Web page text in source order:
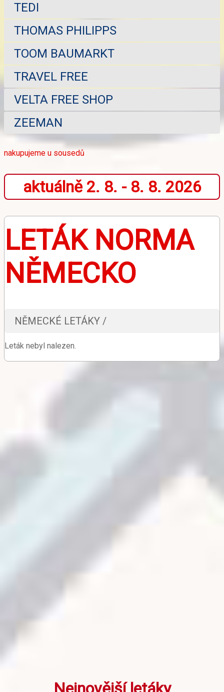
TEDI
THOMAS PHILIPPS
TOOM BAUMARKT
TRAVEL FREE
VELTA FREE SHOP
ZEEMAN
nakupujeme u sousedů
aktuálně 2. 8. - 8. 8. 2026
LETÁK NORMA
NĚMECKO
NĚMECKÉ LETÁKY /
Leták nebyl nalezen.